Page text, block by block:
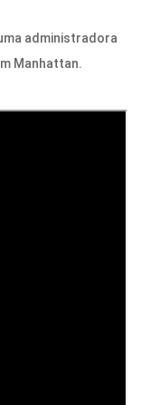
administradora
Manhattan.